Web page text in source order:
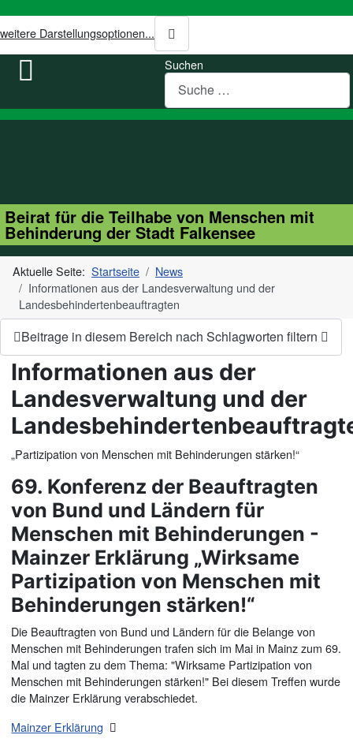
weitere Darstellungsoptionen...
Suchen
Beirat für die Teilhabe von Menschen mit
Behinderung der Stadt Falkensee
Aktuelle Seite: Startseite
News
Informationen aus der Landesverwaltung und der
Landesbehindertenbeauftragten
Beitrage in diesem Bereich nach Schlagworten filtern
Informationen aus der
Landesverwaltung und der
„Partizipation von Menschen mit Behinderungen stärken!“
69. Konferenz der Beauftragten
von Bund und Ländern für
Menschen mit Behinderungen -
Mainzer Erklärung „Wirksame
Partizipation von Menschen mit
Behinderungen stärken!“
Die Beauftragten von Bund und Ländern für die Belange von
Menschen mit Behinderungen trafen sich im Mai in Mainz zum 69.
Mal und tagten zu dem Thema: "Wirksame Partizipation von
Menschen mit Behinderungen stärken!" Bei diesem Treffen wurde
die Mainzer Erklärung verabschiedet.
Mainzer Erklärung